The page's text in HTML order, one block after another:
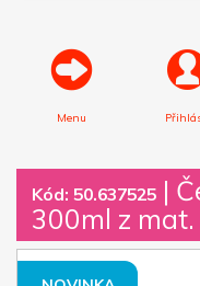
Menu
Kód: 50.637525 |
300ml z